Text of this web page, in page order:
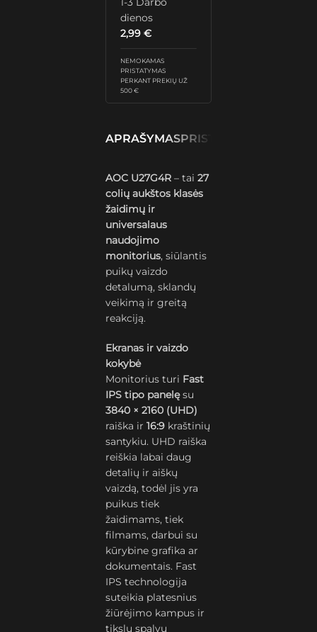
dienos
2,99€
NEMOKAMAS
PRISTATYMAS
PERKANT PREKIŲ UŽ
500 €
APRAŠYMASPRISTATYMAS IR
AOC U27G4R – tai27
colių aukštos klasės
žaidimų ir
universalaus
naudojimo
monitorius, siūlantis
puikų vaizdo
detalumą, sklandų
veikimą ir greitą
reakciją.
Ekranas ir vaizdo
kokybė
Monitorius turi Fast
IPS tipo panelęsu
3840 × 2160 (UHD)
raiška ir16:9 kraštinių
santykiu. UHD raiška
reiškia labai daug
detalių ir aiškų
vaizdą, todėl jis yra
puikus tiek
žaidimams, tiek
filmams, darbui su
kūrybine grafika ar
dokumentais. Fast
IPS technologija
suteikia platesnius
žiūrėjimo kampus ir
tikslų spalvų